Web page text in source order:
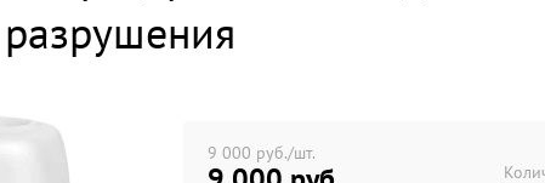
9 000 руб./шт.